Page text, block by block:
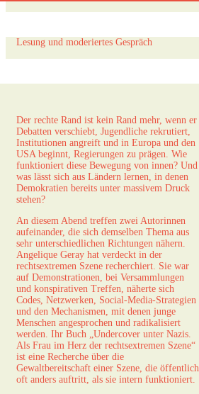
Lesung und moderiertes Gespräch
Der rechte Rand ist kein Rand mehr, wenn er
Debatten verschiebt, Jugendliche rekrutiert,
Institutionen angreift und in Europa und den
USA beginnt, Regierungen zu prägen. Wie
funktioniert diese Bewegung von innen? Und
was lässt sich aus Ländern lernen, in denen
Demokratien bereits unter massivem Druck
stehen?
An diesem Abend treffen zwei Autorinnen
aufeinander, die sich demselben Thema aus
sehr unterschiedlichen Richtungen nähern.
Angelique Geray hat verdeckt in der
rechtsextremen Szene recherchiert. Sie war
auf Demonstrationen, bei Versammlungen
und konspirativen Treffen, näherte sich
Codes, Netzwerken, Social-Media-Strategien
und den Mechanismen, mit denen junge
Menschen angesprochen und radikalisiert
werden. Ihr Buch „Undercover unter Nazis.
Als Frau im Herz der rechtsextremen Szene“
ist eine Recherche über die
Gewaltbereitschaft einer Szene, die öffentlich
oft anders auftritt, als sie intern funktioniert.